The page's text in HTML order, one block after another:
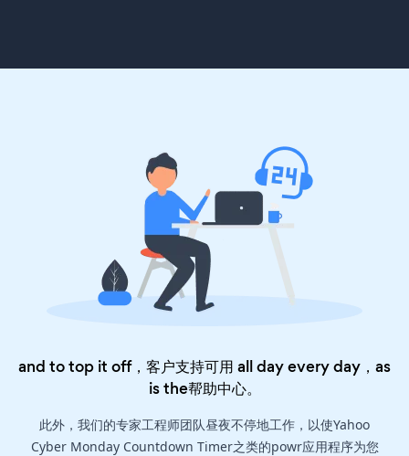
and to top it off，客户支持可用 all day every day，as
is the帮助中心。
此外，我们的专家工程师团队昼夜不停地工作，以使Yahoo
Cyber Monday Countdown Timer之类的powr应用程序为您